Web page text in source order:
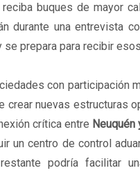
buques de mayor
durante una entrevista
prepara para recibir
con participación
nuevas estructuras
crítica entre Neuquén
un centro de control
podría facilitar